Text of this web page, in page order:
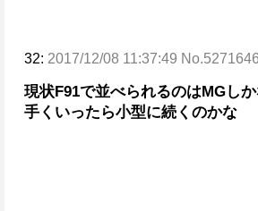
32: 2017/12/08 11:37:49
現状F91で並べられるのはMGし
手くいったら小型に続くのかな